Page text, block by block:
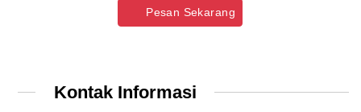
Pesan Sekarang
Kontak Informasi